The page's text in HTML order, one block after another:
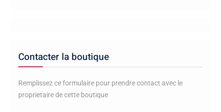
Contacter la boutique
Remplissez ce formulaire pour prendre contact avec le
proprietaire de cette boutique